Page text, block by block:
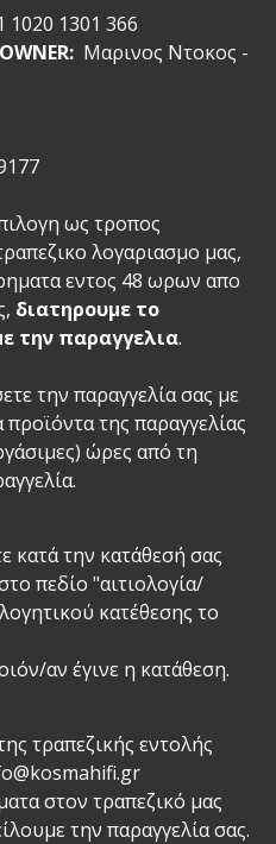
1020 1301 366
: Mαρινος Ντοκος -
ως τροπος
λογαριασμο μας,
εντος 48 ωρων απο
διατηρουμε το
την παραγγελια.
την παραγγελία σας με
της παραγγελίας
ώρες από τη
κατά την κατάθεσή σας
πεδίο "αιτιολογία/
κατέθεσης το
αν έγινε η κατάθεση.
τραπεζικής εντολής
στον τραπεζικό μας
την παραγγελία σας.